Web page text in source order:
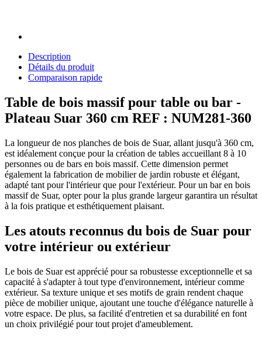
Description
Détails du produit
Comparaison rapide
Table de bois massif pour table ou bar -
Plateau Suar 360 cm REF : NUM281-360
La longueur de nos planches de bois de Suar, allant jusqu'à 360 cm,
est idéalement conçue pour la création de tables accueillant 8 à 10
personnes ou de bars en bois massif. Cette dimension permet
également la fabrication de mobilier de jardin robuste et élégant,
adapté tant pour l'intérieur que pour l'extérieur. Pour un bar en bois
massif de Suar, opter pour la plus grande largeur garantira un résultat
à la fois pratique et esthétiquement plaisant.
Les atouts reconnus du bois de Suar pour
votre intérieur ou extérieur
Le bois de Suar est apprécié pour sa robustesse exceptionnelle et sa
capacité à s'adapter à tout type d'environnement, intérieur comme
extérieur. Sa texture unique et ses motifs de grain rendent chaque
pièce de mobilier unique, ajoutant une touche d'élégance naturelle à
votre espace. De plus, sa facilité d'entretien et sa durabilité en font
un choix privilégié pour tout projet d'ameublement.